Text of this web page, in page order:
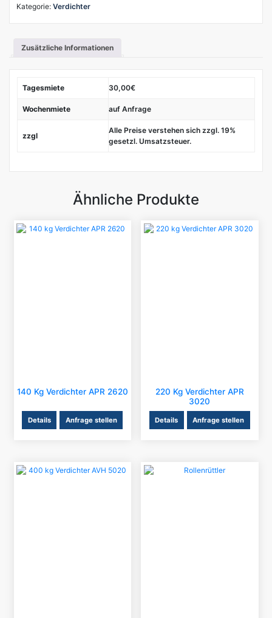
P
Kategorie: Verdichter
Zusätzliche Informationen
Tagesmiete 30,00€
Wochenmiete auf Anfrage
zzgl
Alle Preise verstehen sich zzgl. 19%
gesetzl. Umsatzsteuer.
Ähnliche Produkte
140 Kg Verdichter APR 2620
Details Anfrage stellen
220 Kg Verdichter APR
3020
Details Anfrage stellen